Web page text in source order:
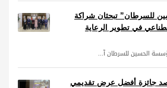
للسرطان” تبحثان شراكة
في تطوير الرعاية
الحسين للسرطان آ...
جائزة أفضل عرض تقديمي